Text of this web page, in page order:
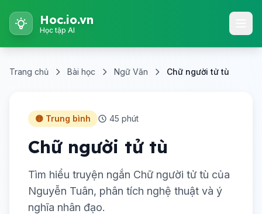
Hoc.io.vn
Học tập AI
Trang chủ Bài học Ngữ Văn Chữ người tử tù
🟡 Trung bình 45 phút
Chữ người tử tù
Tìm hiểu truyện ngắn Chữ người tử tù của
Nguyễn Tuân, phân tích nghệ thuật và ý
nghĩa nhân đạo.